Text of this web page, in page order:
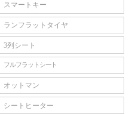
スマートキー
ランフラットタイヤ
3列シート
フルフラットシート
オットマン
シートヒーター